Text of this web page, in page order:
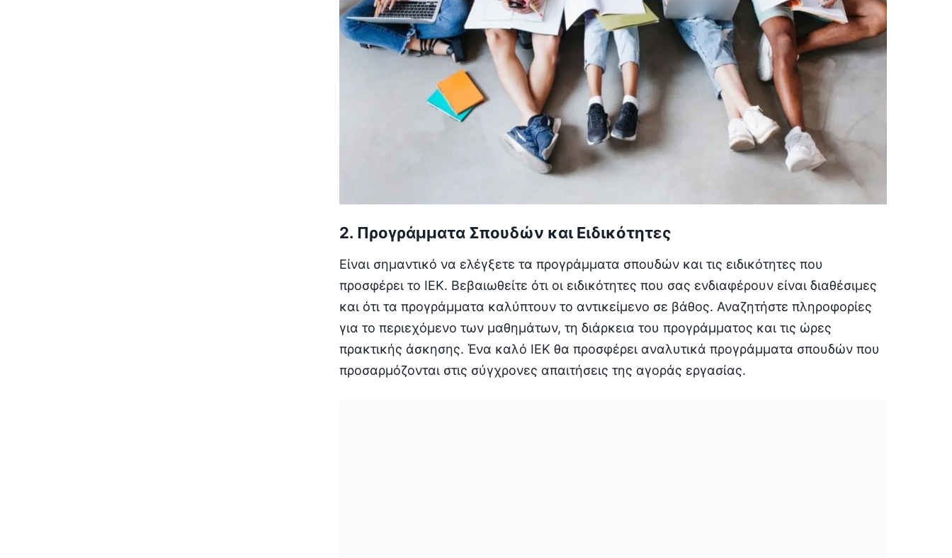
2. Προγράμματα Σπουδών και Ειδικότητες
Είναι σημαντικό να ελέγξετε τα προγράμματα σπουδών και τις ειδικότητες που
προσφέρει το ΙΕΚ. Βεβαιωθείτε ότι οι ειδικότητες που σας ενδιαφέρουν είναι διαθέσιμες
και ότι τα προγράμματα καλύπτουν το αντικείμενο σε βάθος. Αναζητήστε πληροφορίες
για το περιεχόμενο των μαθημάτων, τη διάρκεια του προγράμματος και τις ώρες
πρακτικής άσκησης. Ένα καλό ΙΕΚ θα προσφέρει αναλυτικά προγράμματα σπουδών που
προσαρμόζονται στις σύγχρονες απαιτήσεις της αγοράς εργασίας.